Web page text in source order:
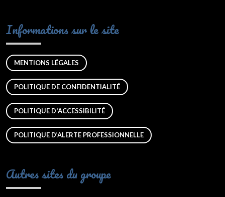
Informations sur le site
MENTIONS LÉGALES
POLITIQUE DE CONFIDENTIALITÉ
POLITIQUE D'ACCESSIBILITÉ
POLITIQUE D’ALERTE PROFESSIONNELLE
Autres sites du groupe